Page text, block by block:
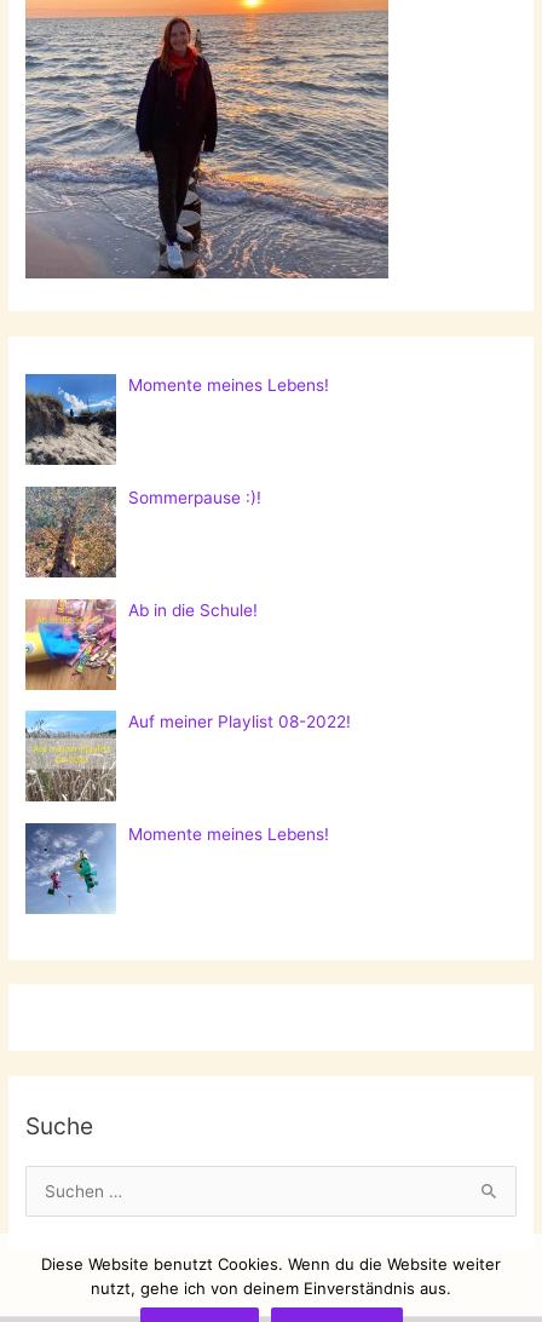
Momente meines Lebens!
Sommerpause :)!
Ab in die Schule!
Auf meiner Playlist 08-2022!
Momente meines Lebens!
Suche
u
Diese Website benutzt Cookies. Wenn du die Website weiter
nutzt, gehe ich von deinem Einverständnis aus.